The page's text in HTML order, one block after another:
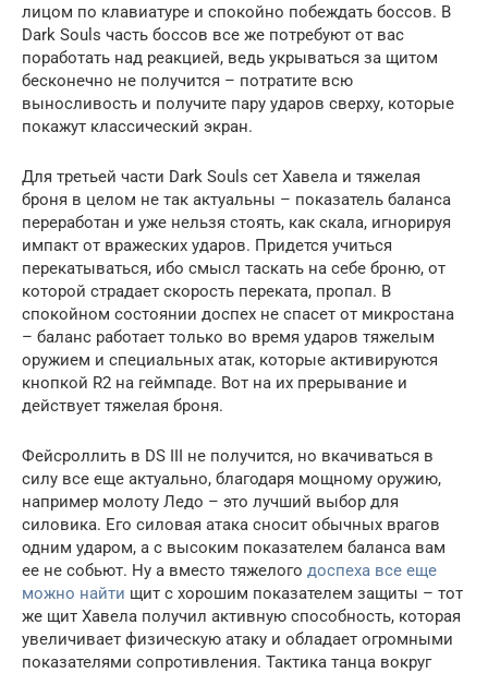
лицом по клавиатуре и спокойно побеждать боссов. В
Dark Souls часть боссов все же потребуют от вас
поработать над реакцией, ведь укрываться за щитом
бесконечно не получится – потратите всю
выносливость и получите пару ударов сверху, которые
покажут классический экран.
Для третьей части Dark Souls сет Хавела и тяжелая
броня в целом не так актуальны – показатель баланса
переработан и уже нельзя стоять, как скала, игнорируя
импакт от вражеских ударов. Придется учиться
перекатываться, ибо смысл таскать на себе броню, от
которой страдает скорость переката, пропал. В
спокойном состоянии доспех не спасет от микростана
– баланс работает только во время ударов тяжелым
оружием и специальных атак, которые активируются
кнопкой R2 на геймпаде. Вот на их прерывание и
действует тяжелая броня.
Фейсроллить в DS III не получится, но вкачиваться в
силу все еще актуально, благодаря мощному оружию,
например молоту Ледо – это лучший выбор для
силовика. Его силовая атака сносит обычных врагов
одним ударом, а с высоким показателем баланса вам
ее не собьют. Ну а вместо тяжелого доспеха все еще
можно найти щит с хорошим показателем защиты – тот
же щит Хавела получил активную способность, которая
увеличивает физическую атаку и обладает огромными
показателями сопротивления. Тактика танца вокруг